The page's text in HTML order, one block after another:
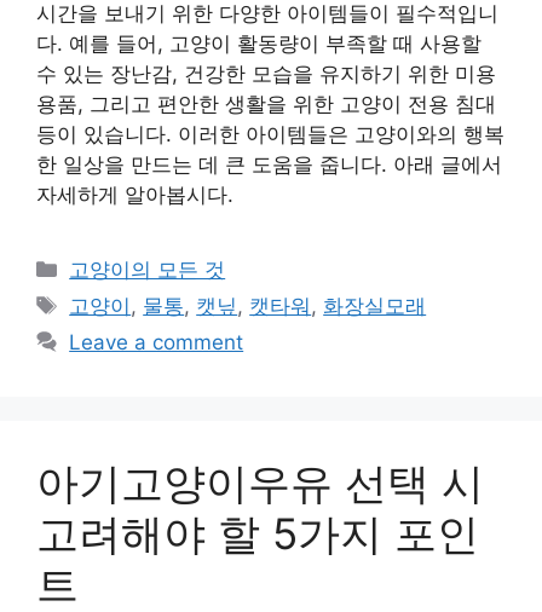
시간을 보내기 위한 다양한 아이템들이 필수적입니
다. 예를 들어, 고양이 활동량이 부족할 때 사용할
수 있는 장난감, 건강한 모습을 유지하기 위한 미용
용품, 그리고 편안한 생활을 위한 고양이 전용 침대
등이 있습니다. 이러한 아이템들은 고양이와의 행복
한 일상을 만드는 데 큰 도움을 줍니다. 아래 글에서
자세하게 알아봅시다.
Categories
고양이의 모든 것
Tags
고양이 , 물통, 캣닢, 캣타워 , 화장실모래
Leave a comment
아기고양이우유 선택 시
고려해야 할 5가지 포인
트